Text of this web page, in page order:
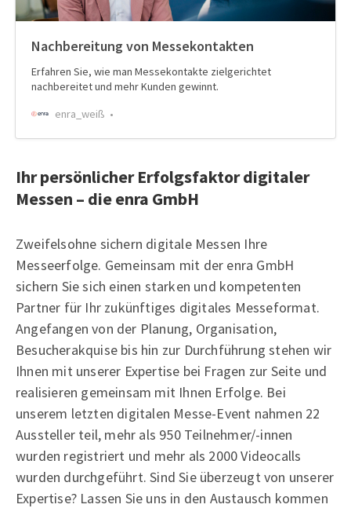
Nachbereitung von Messekontakten
Erfahren Sie, wie man Messekontakte zielgerichtet
nachbereitet und mehr Kunden gewinnt.
enra_weiß
Ihr persönlicher Erfolgsfaktor digitaler
Messen – die enra GmbH
Zweifelsohne sichern digitale Messen Ihre
Messeerfolge. Gemeinsam mit der enra GmbH
sichern Sie sich einen starken und kompetenten
Partner für Ihr zukünftiges digitales Messeformat.
Angefangen von der Planung, Organisation,
Besucherakquise bis hin zur Durchführung stehen wir
Ihnen mit unserer Expertise bei Fragen zur Seite und
realisieren gemeinsam mit Ihnen Erfolge. Bei
unserem letzten digitalen Messe-Event nahmen 22
Aussteller teil, mehr als 950 Teilnehmer/-innen
wurden registriert und mehr als 2000 Videocalls
wurden durchgeführt. Sind Sie überzeugt von unserer
Expertise? Lassen Sie uns in den Austausch kommen